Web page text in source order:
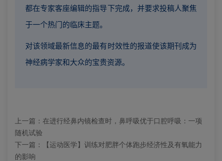
都在专家客座编辑的指导下完成，并要求投稿人聚焦
于一个热门的临床主题。
对该领域最新信息的最有时效性的报道使该期刊成为
神经病学家和大众的宝贵资源。
上一篇： 在进行经鼻内镜检查时，鼻呼吸优于口腔呼吸：一项
随机试验
下一篇：
【运动医学】训练对肥胖个体跑步经济性及有氧能力
的影响